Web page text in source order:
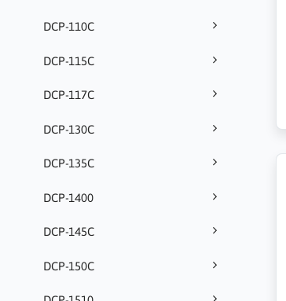
DCP-110C
DCP-115C
DCP-117C
DCP-130C
DCP-135C
DCP-1400
DCP-145C
DCP-150C